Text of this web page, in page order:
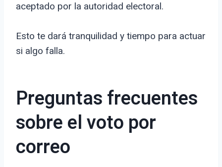
aceptado por la autoridad electoral.
Esto te dará tranquilidad y tiempo para actuar
si algo falla.
Preguntas frecuentes
sobre el voto por
correo